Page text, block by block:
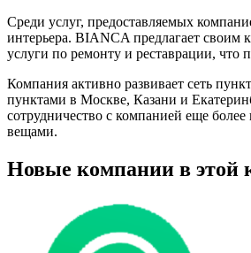
Среди услуг, предоставляемых
интерьера. BIANCA предлагает своим
услуги по ремонту и реставрации, что
Компания активно развивает сеть
пунктами в Москве, Казани и
сотрудничество с компанией еще
вещами.
Новые компании в этой